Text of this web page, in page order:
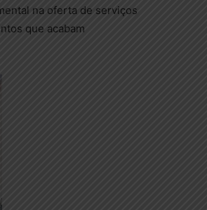
na oferta de serviços
que acabam